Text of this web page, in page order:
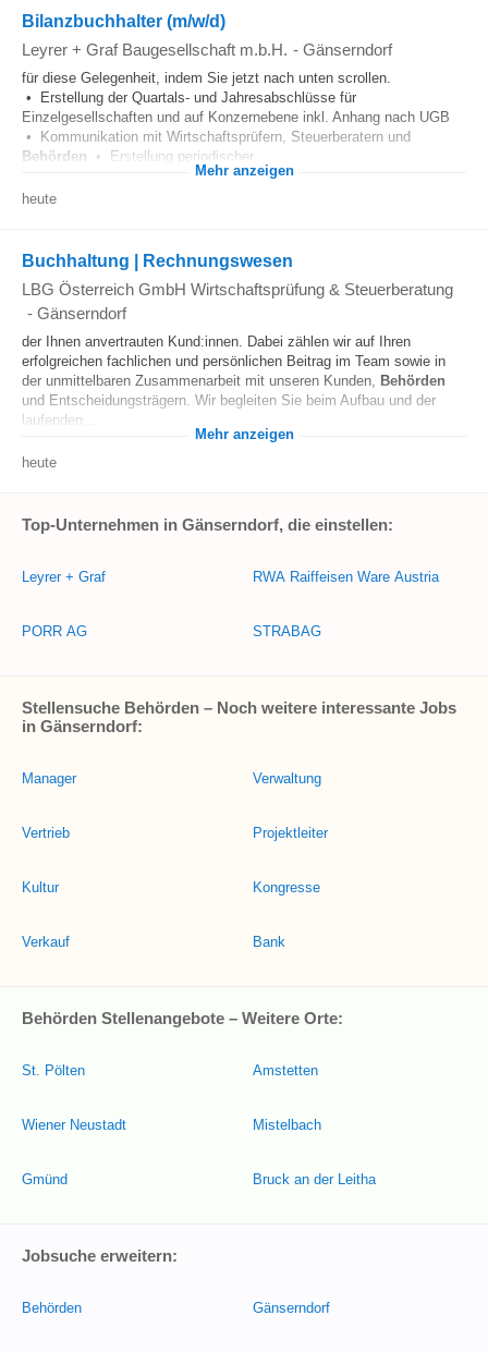
Bilanzbuchhalter (m/w/d)
Leyrer + Graf Baugesellschaft m.b.H. - Gänserndorf
für diese Gelegenheit, indem Sie jetzt nach unten scrollen.
• Erstellung der Quartals- und Jahresabschlüsse für
Einzelgesellschaften und auf Konzernebene inkl. Anhang nach UGB
• Kommunikation mit Wirtschaftsprüfern, Steuerberatern und
Behörden • Erstellung periodischer...
Mehr anzeigen
heute
Buchhaltung | Rechnungswesen
LBG Österreich GmbH Wirtschaftsprüfung & Steuerberatung
- Gänserndorf
der Ihnen anvertrauten Kund:innen. Dabei zählen wir auf Ihren
erfolgreichen fachlichen und persönlichen Beitrag im Team sowie in
der unmittelbaren Zusammenarbeit mit unseren Kunden, Behörden
und Entscheidungsträgern. Wir begleiten Sie beim Aufbau und der
laufenden...
Mehr anzeigen
heute
Top-Unternehmen in Gänserndorf, die einstellen:
Leyrer + Graf
PORR AG
RWA Raiffeisen Ware Austria
STRABAG
Stellensuche Behörden – Noch weitere interessante Jobs
in Gänserndorf:
Manager
Vertrieb
Kultur
Verkauf
Verwaltung
Projektleiter
Kongresse
Bank
Behörden Stellenangebote – Weitere Orte:
St. Pölten
Wiener Neustadt
Gmünd
Amstetten
Mistelbach
Bruck an der Leitha
Jobsuche erweitern:
Behörden Gänserndorf